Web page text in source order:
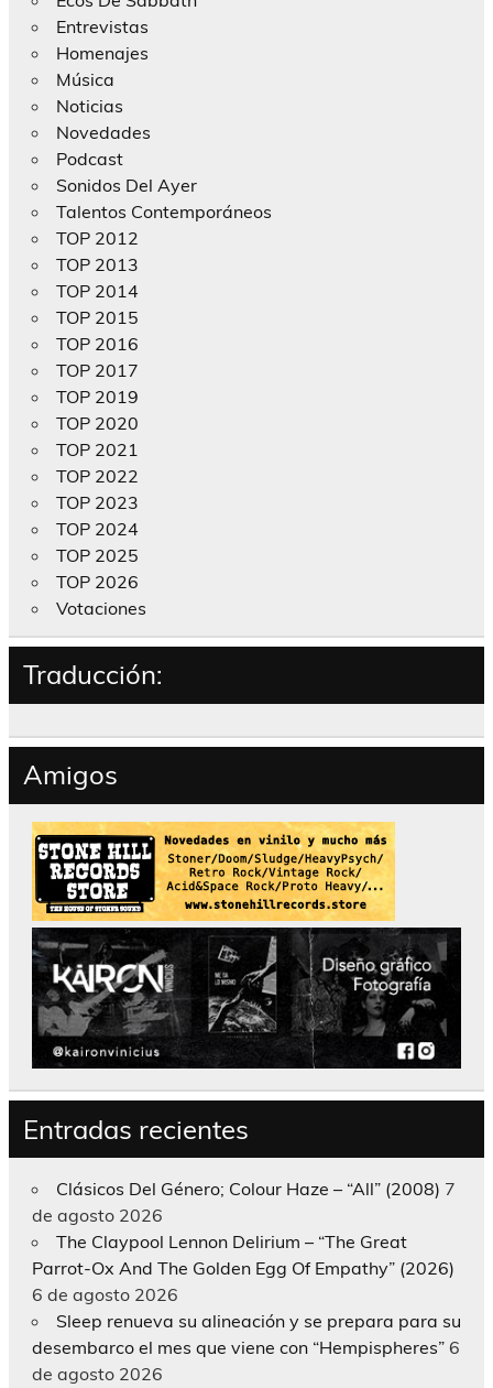
Entrevistas
Homenajes
Música
Noticias
Novedades
Podcast
Sonidos Del Ayer
Talentos Contemporáneos
TOP 2012
TOP 2013
TOP 2014
TOP 2015
TOP 2016
TOP 2017
TOP 2019
TOP 2020
TOP 2021
TOP 2022
TOP 2023
TOP 2024
TOP 2025
TOP 2026
Votaciones
Traducción:
Amigos
Entradas recientes
Clásicos Del Género; Colour Haze – “All” (2008) 7
de agosto 2026
The Claypool Lennon Delirium – “The Great
Parrot-Ox And The Golden Egg Of Empathy” (2026)
6 de agosto 2026
Sleep renueva su alineación y se prepara para su
desembarco el mes que viene con “Hempispheres” 6
de agosto 2026